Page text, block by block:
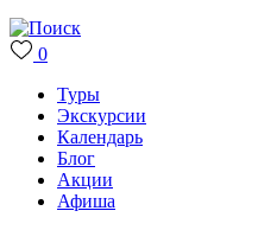
0
Туры
Экскурсии
Календарь
Блог
Акции
Афиша